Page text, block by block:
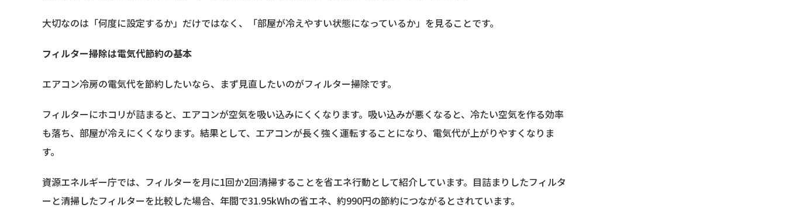
大切なのは「何度に設定するか」だけではなく、「部屋が冷えやすい状態になっているか」を見ることです。
フィルター掃除は電気代節約の基本
エアコン冷房の電気代を節約したいなら、まず見直したいのがフィルター掃除です。
フィルターにホコリが詰まると、エアコンが空気を吸い込みにくくなります。吸い込みが悪くなると、冷たい空気を作る効率
も落ち、部屋が冷えにくくなります。結果として、エアコンが長く強く運転することになり、電気代が上がりやすくなりま
す。
資源エネルギー庁では、フィルターを月に1回か2回清掃することを省エネ行動として紹介しています。目詰まりしたフィルタ
ーと清掃したフィルターを比較した場合、年間で31.95kWhの省エネ、約990円の節約につながるとされています。